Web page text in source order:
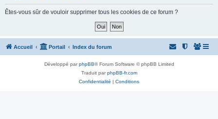
Êtes-vous sûr de vouloir supprimer tous les cookies de ce forum ?
Accueil Portail Index du forum
Développé parphpBB® Forum Software © phpBB Limited
Traduit parphpBB-fr.com
Confidentialité | Conditions